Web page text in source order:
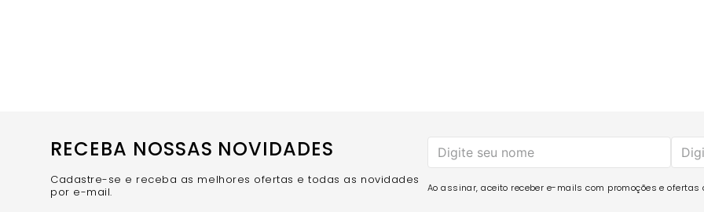
RECEBA NOSSAS NOVIDADES
Cadastre-se e receba as melhores ofertas e todas as novidades
por e-mail.
Ao assinar, aceito receber e-mails com promoções e ofertas